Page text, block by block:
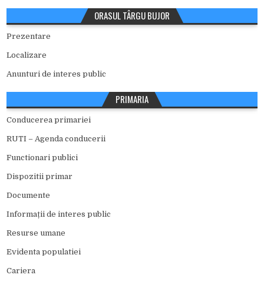
ORASUL TÂRGU BUJOR
Prezentare
Localizare
Anunturi de interes public
PRIMARIA
Conducerea primariei
RUTI – Agenda conducerii
Functionari publici
Dispozitii primar
Documente
Informații de interes public
Resurse umane
Evidenta populatiei
Cariera